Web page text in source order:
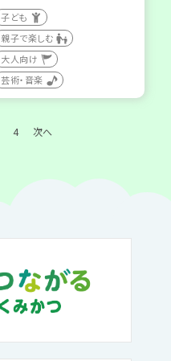
子ども
親子で楽しむ
大人向け
芸術・音楽
4 次へ